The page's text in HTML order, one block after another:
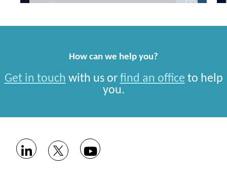
How can we help you?
Get in touch with us or find an office to help
you.